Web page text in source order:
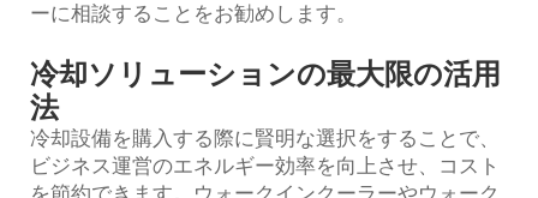
ーに相談することをお勧めします。
冷却ソリューションの最大限の活用
法
冷却設備を購入する際に賢明な選択をすることで、
ビジネス運営のエネルギー効率を向上させ、コスト
を節約できます。ウォークインクーラーやウォーク